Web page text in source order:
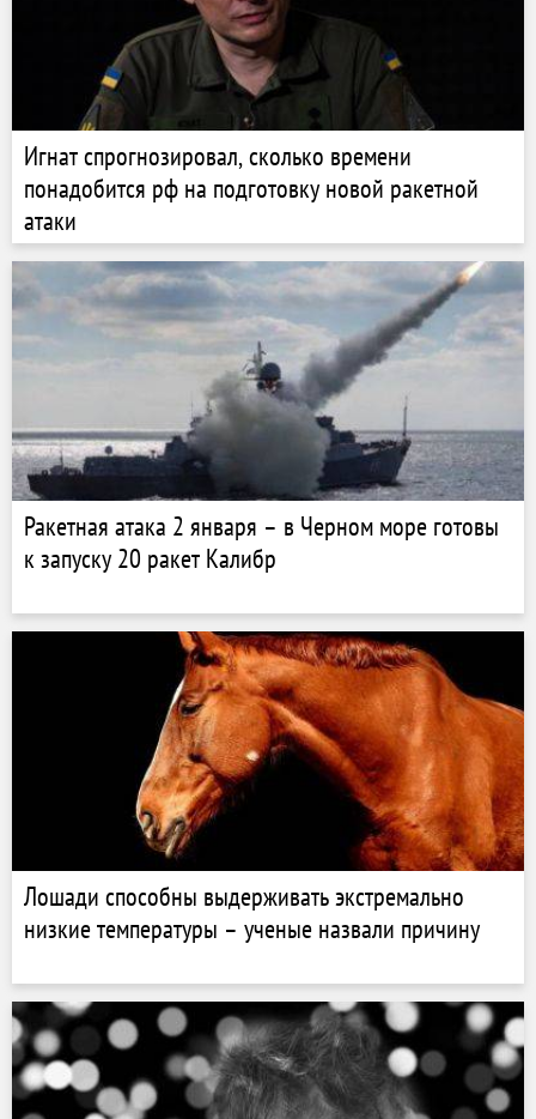
Игнат спрогнозировал, сколько времени
понадобится рф на подготовку новой ракетной
атаки
Ракетная атака 2 января – в Черном море готовы
к запуску 20 ракет Калибр
Лошади способны выдерживать экстремально
низкие температуры – ученые назвали причину